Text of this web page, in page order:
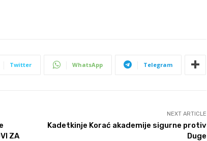
Twitter WhatsApp Telegram
ZA
NEXT ARTICLE
Kadetkinje Korać akademije sigurne protiv
Duge